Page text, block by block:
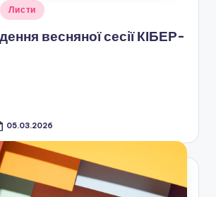
Листи
весняної сесії КІБЕР-
05.03.2026